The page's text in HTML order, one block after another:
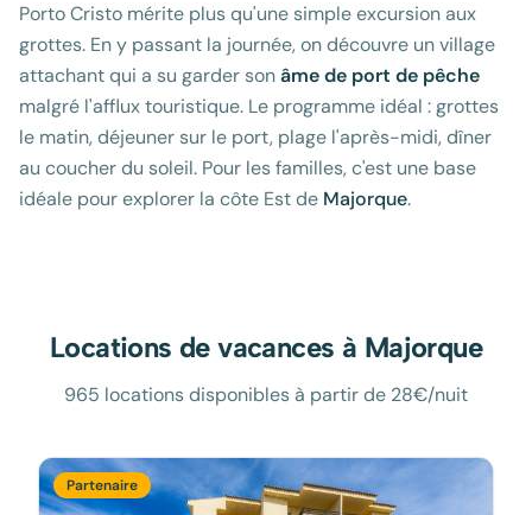
Porto Cristo mérite plus qu'une simple excursion aux
grottes. En y passant la journée, on découvre un village
attachant qui a su garder sonâme de port de pêche
malgré l'afflux touristique. Le programme idéal : grottes
le matin, déjeuner sur le port, plage l'après-midi, dîner
au coucher du soleil. Pour les familles, c'est une base
idéale pour explorer la côte Est de Majorque.
Locations de vacances à Majorque
965 locations disponibles à partir de 28€/nuit
Partenaire